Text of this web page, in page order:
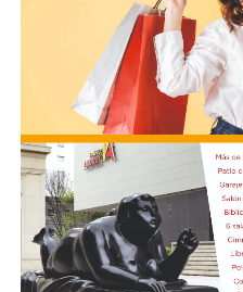
Constitucionales, Agustín
y de Legislación General,
FOTO: Bullrich, durante la
Senado. Rodrigo Néspolo/